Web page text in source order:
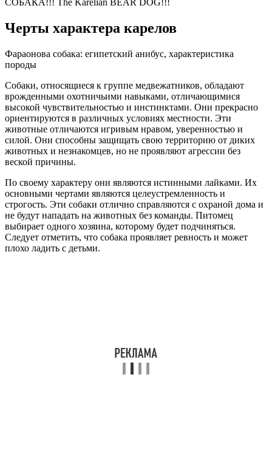
СОБАКА!!! The Karelian BEAR DOG!!!
Черты характера карелов
Фараонова собака: египетский анибус, характеристика
породы
Собаки, относящиеся к группе медвежатников, обладают
врожденными охотничьими навыками, отличающимися
высокой чувствительностью и инстинктами. Они прекрасно
ориентируются в различных условиях местности. Эти
животные отличаются игривым нравом, уверенностью и
силой. Они способны защищать свою территорию от диких
животных и незнакомцев, но не проявляют агрессии без
веской причины.
По своему характеру они являются истинными лайками. Их
основными чертами являются целеустремленность и
строгость. Эти собаки отлично справляются с охраной дома и
не будут нападать на животных без команды. Питомец
выбирает одного хозяина, которому будет подчиняться.
Следует отметить, что собака проявляет ревность и может
плохо ладить с детьми.